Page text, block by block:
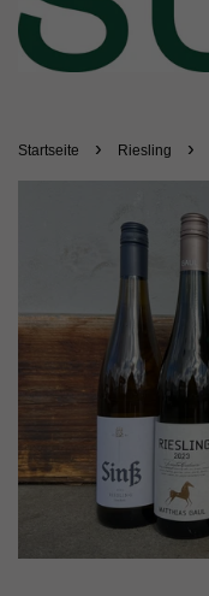
Startseite › Riesling ›